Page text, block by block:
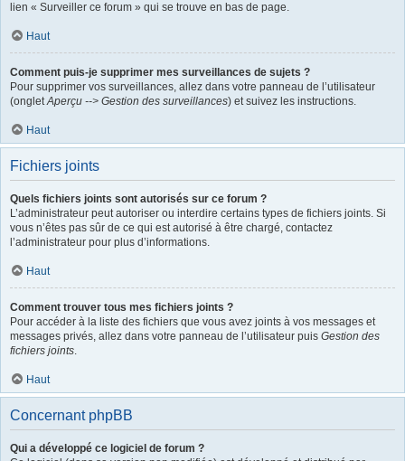
lien « Surveiller ce forum » qui se trouve en bas de page.
Haut
Comment puis-je supprimer mes surveillances de sujets ?
Pour supprimer vos surveillances, allez dans votre panneau de l’utilisateur
(ongletAperçu --> Gestion des surveillances) et suivez les instructions.
Haut
Fichiers joints
Quels fichiers joints sont autorisés sur ce forum ?
L’administrateur peut autoriser ou interdire certains types de fichiers joints. Si
vous n’êtes pas sûr de ce qui est autorisé à être chargé, contactez
l’administrateur pour plus d’informations.
Haut
Comment trouver tous mes fichiers joints ?
Pour accéder à la liste des fichiers que vous avez joints à vos messages et
messages privés, allez dans votre panneau de l’utilisateur puis Gestion des
fichiers joints.
Haut
Concernant phpBB
Qui a développé ce logiciel de forum ?